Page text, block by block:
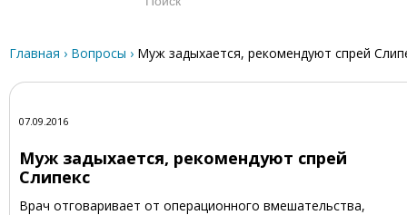
Главная › Вопросы › Муж задыхается, рекомендуют спрей
07.09.2016
Муж задыхается, рекомендуют спрей
Слипекс
Врач отговаривает от операционного вмешательства,